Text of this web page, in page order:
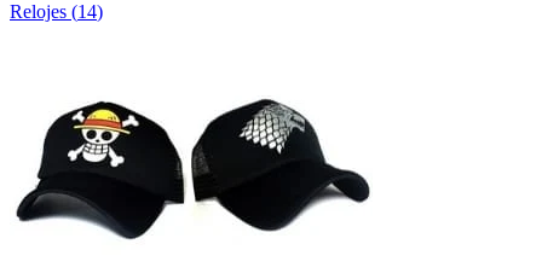
Relojes (14)